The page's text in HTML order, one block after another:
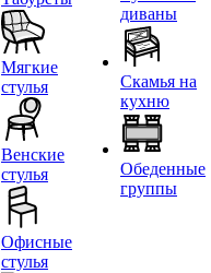
Мягкие
стулья
Венские
стулья
Офисные
стулья
диваны
Скамья на
кухню
Обеденные
группы